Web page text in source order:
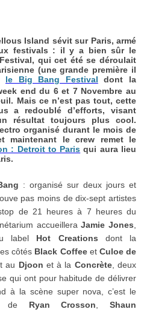
Island sévit sur Paris, armé
festivals : il y a bien sûr le
qui cet été se déroulait
(une grande première il
le Big Bang Festival
dont la
end du 6 et 7 Novembre au
Mais ce n’est pas tout, cette
a redoublé d’efforts, visant
résultat toujours plus cool.
organisé durant le mois de
maintenant le crew remet le
: Detroit to Paris qui aura lieu
: organisé sur deux jours et
pas moins de dix-sept artistes
de 21 heures à 7 heures du
accueillera Jamie Jones
label
Hot Creations
dont la
côtés Black Coffee et Culoe de
au Djoon et à la Concrète, deux
qui ont pour habitude de délivrer
à la scène super nova, c’est le
de Ryan Crosson
Shaun